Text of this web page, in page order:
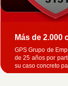
Más de 2.000
GPS Grupo de
de 25 años por
su caso concreto